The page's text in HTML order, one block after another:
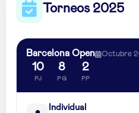
Torneos 2025
Barcelona Open Octubre
10
PJ
8
PG
2
PP
Individual